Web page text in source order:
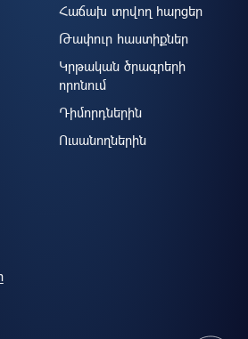
Հաճախ տրվող հարցեր
Թափուր հաստիքներ
Կրթական ծրագրերի
որոնում
Դիմորդներին
Ուսանողներին